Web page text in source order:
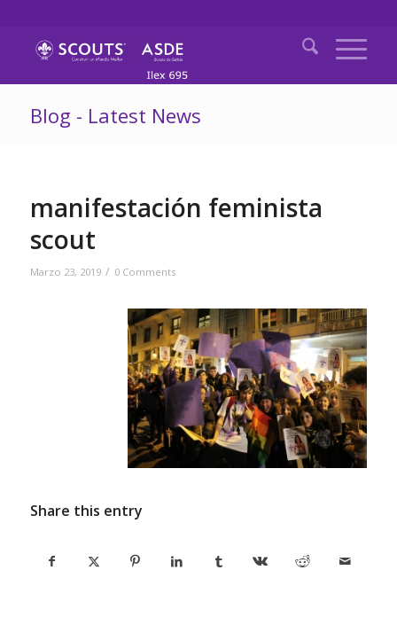
Blog - Latest News
manifestación feminista
scout
Marzo 23, 2019 / 0 Comments
Share this entry